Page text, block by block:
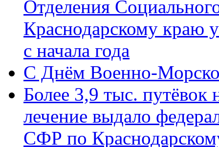
Отделения
Краснодарскому краю
с начала года
C Днём Военно-
Более 3,9 тыс. путёвок
лечение выдало
СФР по